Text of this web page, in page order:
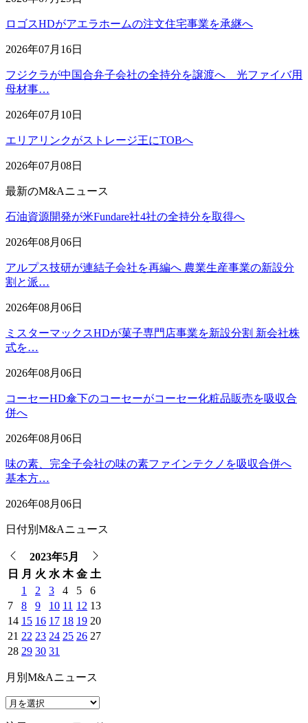
ロゴスHDがアエラホームの注文住宅事業を承継へ
2026年07月16日
フジクラが中国合弁子会社の全持分を譲渡へ 光ファイバ用
母材事…
2026年07月10日
エリアリンクがストレージ王にTOBへ
2026年07月08日
最新のM&Aニュース
石油資源開発が米Fundare社4社の全持分を取得へ
2026年08月06日
アルプス技研が連結子会社を再編へ 農業生産事業の新設分
割と派…
2026年08月06日
ミスターマックスHDが菓子専門店事業を新設分割 新会社株
式を…
2026年08月06日
コーセーHD傘下のコーセーがコーセー化粧品販売を吸収合
併へ
2026年08月06日
味の素、完全子会社の味の素ファインテクノを吸収合併へ
基本方…
2026年08月06日
日付別M&Aニュース
2023年5月
日
月 火 水 木 金 土
1
2 3 4 5
6
7
8 9 10 11 12 13
14 15 16 17 18 19 20
21 22 23 24 25 26 27
28 29 30 31
月別M&Aニュース